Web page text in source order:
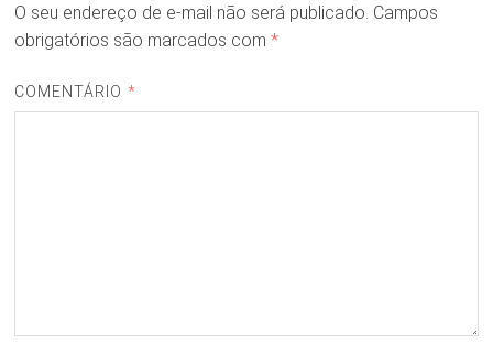
O seu endereço de e-mail não será publicado. Campos
obrigatórios são marcados com *
COMENTÁRIO *